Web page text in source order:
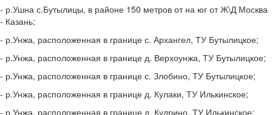
- р.Ушна с.Бутылицы, в районе 150 метров от на юг от Ж\Д Москва
- Казань;
- р.Унжа, расположенная в границе с. Архангел, ТУ Бутылицкое;
- р.Унжа, расположенная в границе д. Верхоунжа, ТУ Бутылицкое;
- р.Унжа, расположенная в границе с. Злобино, ТУ Бутылицкое;
- р.Унжа, расположенная в границе д. Кулаки, ТУ Илькинское;
- р.Унжа, расположенная в границе д. Кудрино, ТУ Илькинское;